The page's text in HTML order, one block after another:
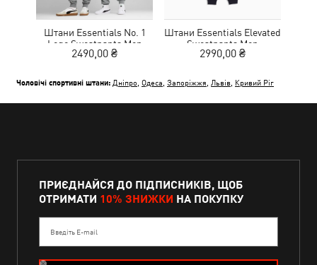
Штани Essentials No. 1
Logo Sweatpants Men
2490,00 ₴
Штани Essentials Elevated
Sweatpants Men
2990,00 ₴
Чоловічі спортивні штани: Дніпро Одеса Запоріжжя Львів Кривий Ріг
ПРИЄДНАЙСЯ ДО ПІДПИСНИКІВ, ЩОБ
ОТРИМАТИ 10% ЗНИЖКИ НА ПОКУПКУ
Введіть E-mail